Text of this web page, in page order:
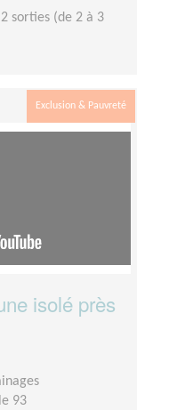
2 sorties (de 2 à 3
Exclusion & Pauvreté
isolé près
93